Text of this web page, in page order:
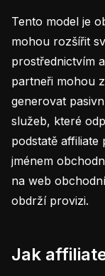
Tento model je
mohou rozšířit
prostřednictvím
partneři mohou
generovat
služeb, které
podstatě affiliate
jménem
na web
obdrží provizi.
Jak